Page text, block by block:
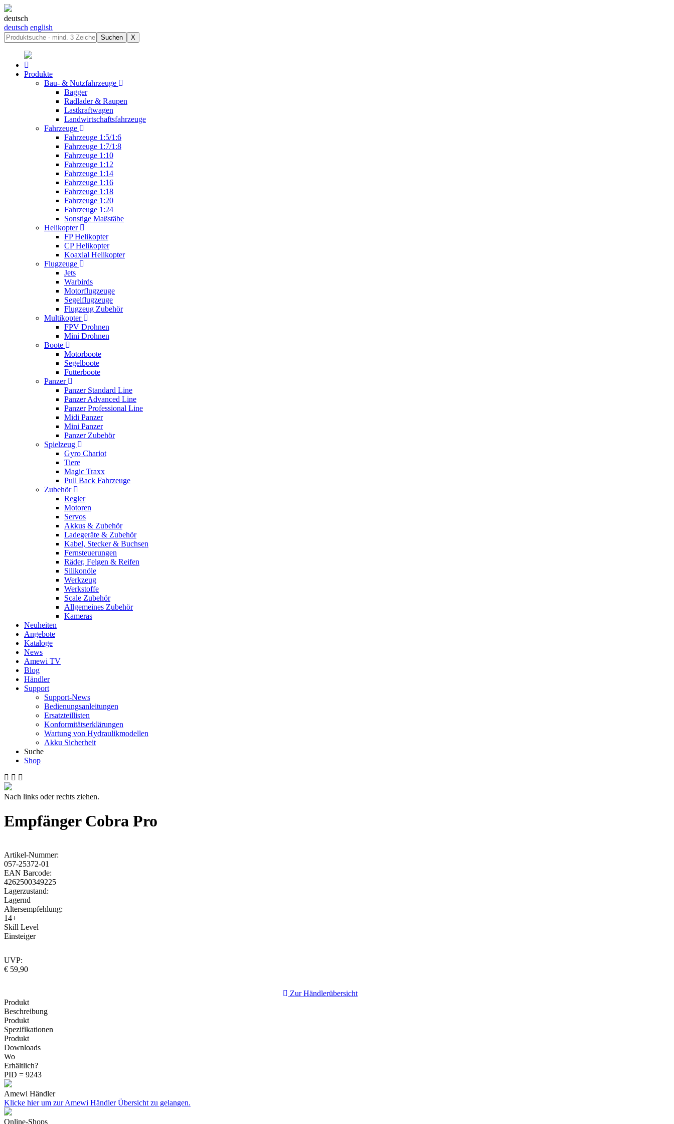
deutsch
deutsch english
Suchen X
Produkte
Bau- & Nutzfahrzeuge
Bagger
Radlader & Raupen
Lastkraftwagen
Landwirtschaftsfahrzeuge
Fahrzeuge
Fahrzeuge 1:5/1:6
Fahrzeuge 1:7/1:8
Fahrzeuge 1:10
Fahrzeuge 1:12
Fahrzeuge 1:14
Fahrzeuge 1:16
Fahrzeuge 1:18
Fahrzeuge 1:20
Fahrzeuge 1:24
Sonstige Maßstäbe
Helikopter
FP Helikopter
CP Helikopter
Koaxial Helikopter
Flugzeuge
Jets
Warbirds
Motorflugzeuge
Segelflugzeuge
Flugzeug Zubehör
Multikopter
FPV Drohnen
Mini Drohnen
Boote
Motorboote
Segelboote
Futterboote
Panzer
Panzer Standard Line
Panzer Advanced Line
Panzer Professional Line
Midi Panzer
Mini Panzer
Panzer Zubehör
Spielzeug
Gyro Chariot
Tiere
Magic Traxx
Pull Back Fahrzeuge
Zubehör
Regler
Motoren
Servos
Akkus & Zubehör
Ladegeräte & Zubehör
Kabel, Stecker & Buchsen
Fernsteuerungen
Räder, Felgen & Reifen
Silikonöle
Werkzeug
Werkstoffe
Scale Zubehör
Allgemeines Zubehör
Kameras
Neuheiten
Angebote
Kataloge
News
Amewi TV
Blog
Händler
Support
Support-News
Bedienungsanleitungen
Ersatzteillisten
Konformitätserklärungen
Wartung von Hydraulikmodellen
Akku Sicherheit
Suche
Shop
Nach links oder rechts ziehen.
Empfänger Cobra Pro
Artikel-Nummer:
057-25372-01
EAN Barcode:
4262500349225
Lagerzustand:
Lagernd
Altersempfehlung:
14+
Skill Level
Einsteiger
UVP:
€ 59,90
Zur Händlerübersicht
Produkt
Beschreibung
Produkt
Spezifikationen
Produkt
Downloads
Wo
Erhältlich?
PID = 9243
Amewi Händler
Klicke hier um zur Amewi Händler Übersicht zu gelangen.
Online-Shops